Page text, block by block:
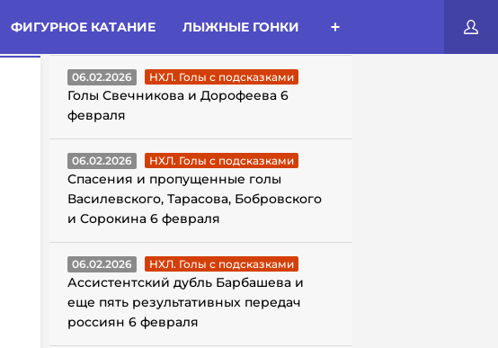
ФИГУРНОЕ КАТАНИЕ ЛЫЖНЫЕ ГОНКИ
ГОЛЫ С ПОДСКАЗКАМИ
06.02.2026 НХЛ. Голы с подсказками
Голы Свечникова и Дорофеева 6
февраля
06.02.2026 НХЛ. Голы с подсказками
Спасения и пропущенные голы
Василевского, Тарасова, Бобровского
и Сорокина 6 февраля
06.02.2026 НХЛ. Голы с подсказками
Ассистентский дубль Барбашева и
еще пять результативных передач
россиян 6 февраля